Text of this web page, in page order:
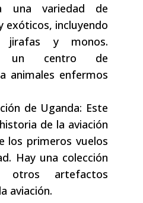
una variedad de
exóticos, incluyendo
jirafas y monos.
un centro de
animales enfermos
de Uganda: Este
de la aviación
los primeros vuelos
Hay una colección
artefactos
aviación.